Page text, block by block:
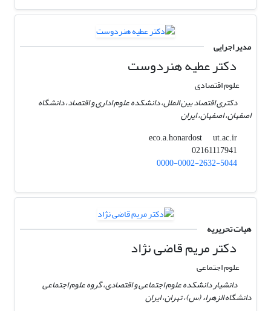
مدیر اجرایی
دکتر عطیه هنردوست
علوم اقتصادی
دکتری اقتصاد بین الملل، دانشکده علوم اداری و اقتصاد، دانشگاه
اصفهان، اصفهان، ایران
eco.a.honardost
ut.ac.ir
0000-0002-2632-5044
هیات تحریریه
دکتر مریم قاضی نژاد
علوم اجتماعی
دانشیار دانشکده علوم اجتماعی و اقتصادی، گروه علوم اجتماعی
دانشگاه الزهراء (س)، تهران، ایران